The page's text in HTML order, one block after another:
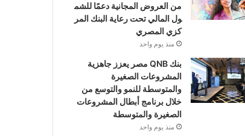
من العروض المجانية دعمًا للشم
ول المالي تحت رعاية البنك المر
كزي المصري
منذ يوم واحد
بنك QNB مصر يعزز جاهزية
المشروعات الصغيرة
والمتوسطة للنمو والتوسع من
خلال برنامج أبطال المشروعات
الصغيرة والمتوسطة
منذ يوم واحد